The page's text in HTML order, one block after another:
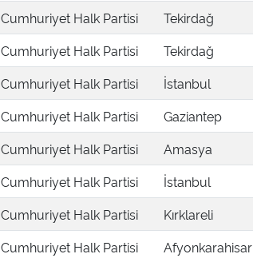
Cumhuriyet Halk Partisi
Tekirdağ
Cumhuriyet Halk Partisi
Tekirdağ
Cumhuriyet Halk Partisi
İstanbul
Cumhuriyet Halk Partisi
Gaziantep
Cumhuriyet Halk Partisi
Amasya
Cumhuriyet Halk Partisi
İstanbul
Cumhuriyet Halk Partisi
Kırklareli
Cumhuriyet Halk Partisi Afyonkarahisar